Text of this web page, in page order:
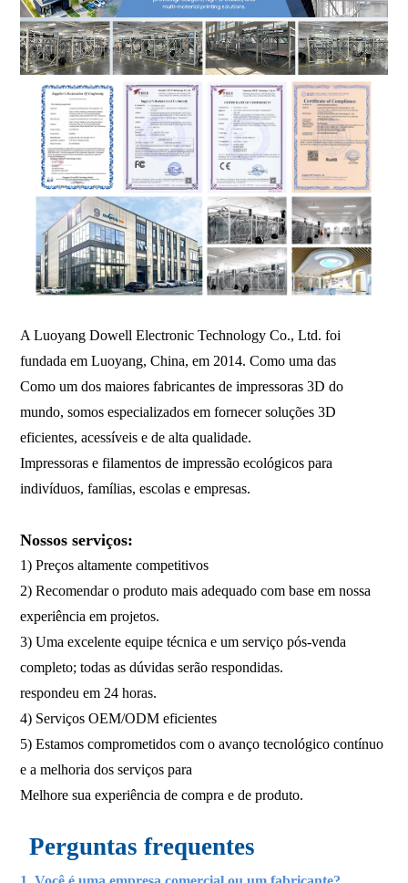
A Luoyang Dowell Electronic Technology Co., Ltd. foi
fundada em Luoyang, China, em 2014. Como uma das
Como um dos maiores fabricantes de impressoras 3D do
mundo, somos especializados em fornecer soluções 3D
eficientes, acessíveis e de alta qualidade.
Impressoras e filamentos de impressão ecológicos para
indivíduos, famílias, escolas e empresas.
Nossos serviços:
1) Preços altamente competitivos
2) Recomendar o produto mais adequado com base em nossa
experiência em projetos.
3) Uma excelente equipe técnica e um serviço pós-venda
completo; todas as dúvidas serão respondidas.
respondeu em 24 horas.
4) Serviços OEM/ODM eficientes
5) Estamos comprometidos com o avanço tecnológico contínuo
e a melhoria dos serviços para
Melhore sua experiência de compra e de produto.
Perguntas frequentes